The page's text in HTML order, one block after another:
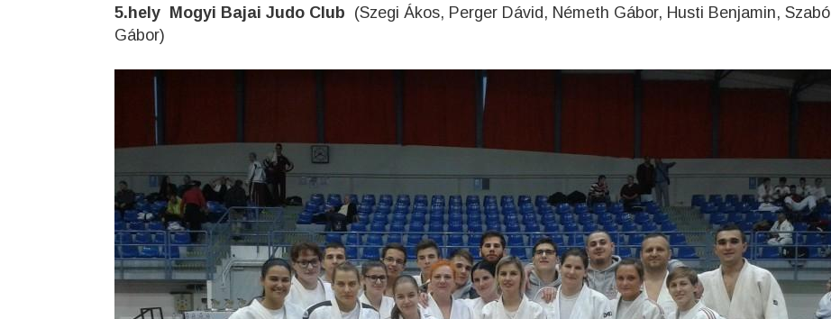
5.hely Mogyi Bajai Judo Club (Szegi Ákos, Perger Dávid, Németh Gábor, Husti Benjamin, Szabó
Gábor)